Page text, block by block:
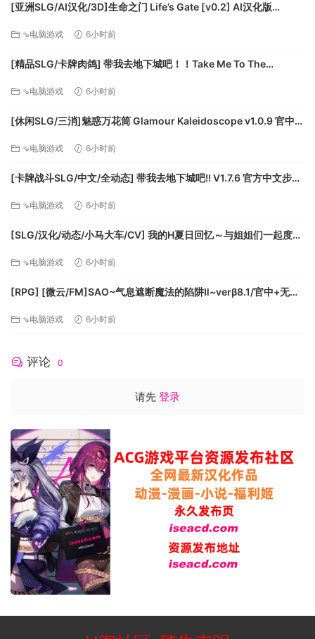
感谢您的支持，中国独立游戏需要您的支持！
本游戏献给每一个还在坚持梦想的人。
[亚洲SLG/AI汉化/3D]生命之门 Life’s Gate [v0.2] AI汉化版
⇘电脑游戏 6小时前
[精品SLG/卡牌肉鸽] 带我去地下城吧！！Take Me To The
⇘电脑游戏 6小时前
[休闲SLG/三消]魅惑万花筒 Glamour Kaleidoscope v1.0.9 官中
⇘电脑游戏 6小时前
[卡牌战斗SLG/中文/全动态] 带我去地下城吧!! V1.7.6 官方中文步兵
⇘电脑游戏 6小时前
[SLG/汉化/动态/小马大车/CV] 我的H夏日回忆～与姐姐们一起度过
⇘电脑游戏 6小时前
[RPG] [微云/FM]SAO~气息遮断魔法的陷阱Ⅱ~verβ8.1/官中+无码
⇘电脑游戏 6小时前
评论 0
请先 登录